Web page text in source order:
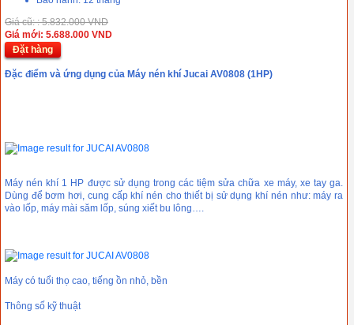
Giá cũ: : 5.832.000 VND
Giá mới: 5.688.000 VND
Đặt hàng
Đặc điểm và ứng dụng của Máy nén khí Jucai AV0808 (1HP)
Máy nén khí 1 HP được sử dụng trong các tiệm sửa chữa xe máy, xe tay ga.
Dùng để bơm hơi, cung cấp khí nén cho thiết bị sử dụng khí nén như: máy ra
vào lốp, máy mài săm lốp, súng xiết bu lông….
Máy có tuổi thọ cao, tiếng ồn nhỏ, bền
Thông số kỹ thuật